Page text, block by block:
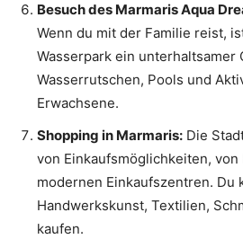
Besuch des Marmaris Aqua
Wenn du mit der Familie reist,
Wasserpark ein unterhaltsamer
Wasserrutschen, Pools und
Erwachsene.
Shopping in Marmaris: Die
von Einkaufsmöglichkeiten, von
modernen Einkaufszentren. Du
Handwerkskunst, Textilien,
kaufen.